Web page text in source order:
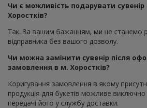
Чи є можливість подарувати
Хоростків?
Так. За вашим бажанням, ми не станемо
відправника без вашого дозволу.
Чи можна замінити сувенір після
замовлення в м. Хоростків?
Коригування замовлення в якому
продукція для букетів можливе
передачі його у службу доставки.